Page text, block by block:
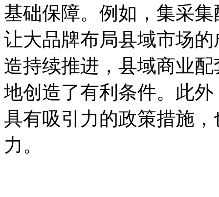
基础保障。例如，集采
让大品牌布局县域市场
造持续推进，县域商业
地创造了有利条件。此
具有吸引力的政策措施
力。